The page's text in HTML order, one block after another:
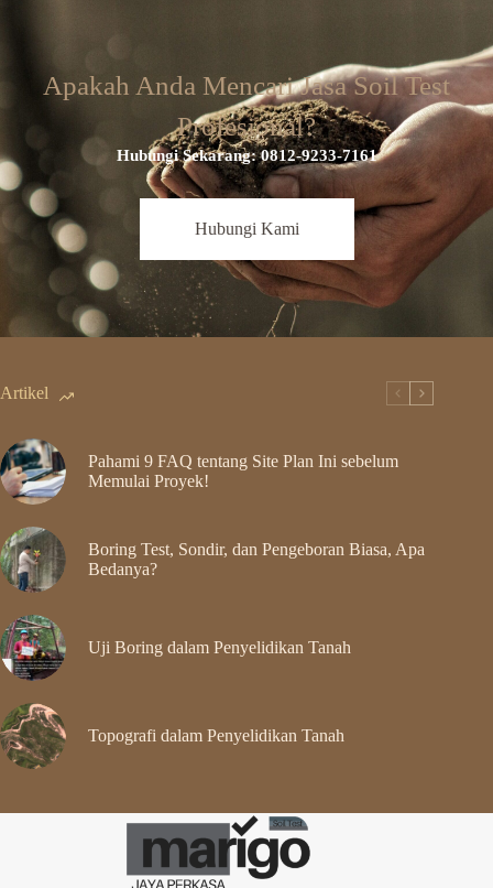
Apakah Anda Mencari Jasa Soil Test
Profesional?
Hubungi Sekarang: 0812-9233-7161
Hubungi Kami
Artikel
Pahami 9 FAQ tentang Site Plan Ini sebelum
Memulai Proyek!
Boring Test, Sondir, dan Pengeboran Biasa, Apa
Bedanya?
Uji Boring dalam Penyelidikan Tanah
Topografi dalam Penyelidikan Tanah